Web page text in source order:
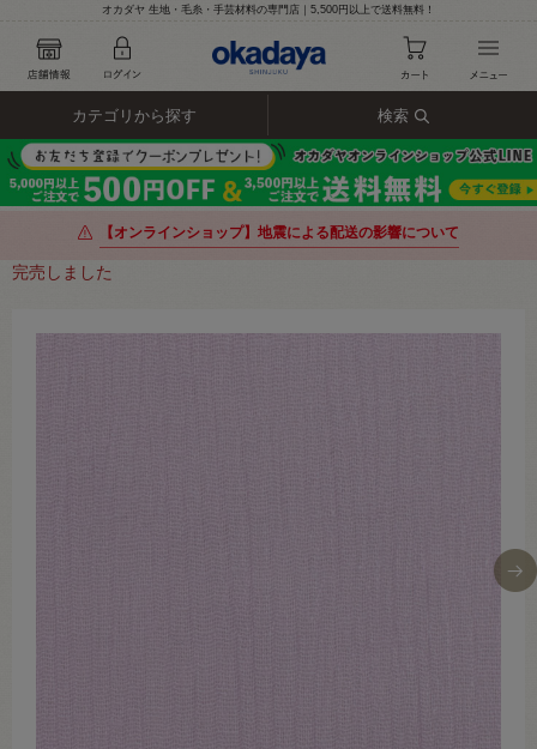
オカダヤ 生地・毛糸・手芸材料の専門店｜5,500円以上で送料無料！
カテゴリから探す 検索
【オンラインショップ】地震による配送の影響について
完売しました